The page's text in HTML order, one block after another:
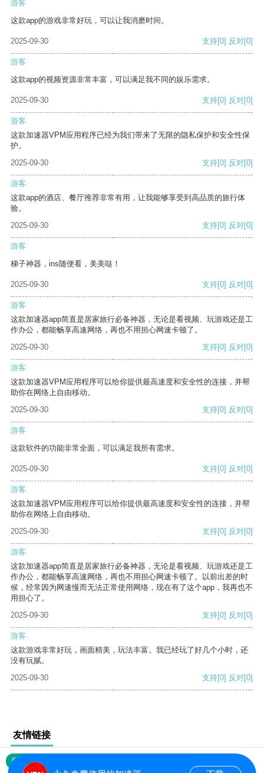
游客
这款app的游戏非常好玩，可以让我消磨时间。
2025-09-30 支持[0] 反对[0]
游客
这款app的视频资源非常丰富，可以满足我不同的娱乐需求。
2025-09-30 支持[0] 反对[0]
游客
这款加速器VPM应用程序已经为我们带来了无限的隐私保护和安全性保
护。
2025-09-30
支持[0] 反对[0]
游客
这款app的酒店、餐厅推荐非常有用，让我能够享受到高品质的旅行体
验。
2025-09-30
支持[0] 反对[0]
游客
梯子神器，ins随便看，美美哒！
2025-09-30 支持[0] 反对[0]
游客
这款加速器app简直是居家旅行必备神器，无论是看视频、玩游戏还是工
作办公，都能畅享高速网络，再也不用担心网速卡顿了。
2025-09-30
支持[0] 反对[0]
游客
这款加速器VPM应用程序可以给你提供最高速度和安全性的连接，并帮
助你在网络上自由移动。
2025-09-30
支持[0] 反对[0]
游客
这款软件的功能非常全面，可以满足我所有需求。
2025-09-30 支持[0] 反对[0]
游客
这款加速器VPM应用程序可以给你提供最高速度和安全性的连接，并帮
助你在网络上自由移动。
2025-09-30
支持[0] 反对[0]
游客
这款加速器app简直是居家旅行必备神器，无论是看视频、玩游戏还是工
作办公，都能畅享高速网络，再也不用担心网速卡顿了。以前出差的时
候，经常因为网速慢而无法正常使用网络，现在有了这个app，我再也不
用担心了。
2025-09-30
支持[0] 反对[0]
游客
这款游戏非常好玩，画面精美，玩法丰富。我已经玩了好几个小时，还
没有玩腻。
2025-09-30
支持[0] 反对[0]
友情链接
网站地图